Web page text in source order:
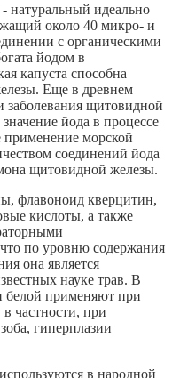
- натуральный идеально
около 40 микро- и
с органическими
йодом в
капуста способна
Еще в древнем
заболевания щитовидной
йода в процессе
применение морской
соединений йода
щитовидной железы.
флавоноид кверцитин,
кислоты, а также
по уровню содержания
она является
науке трав. В
белой применяют при
частности, при
гиперплазии
в народной